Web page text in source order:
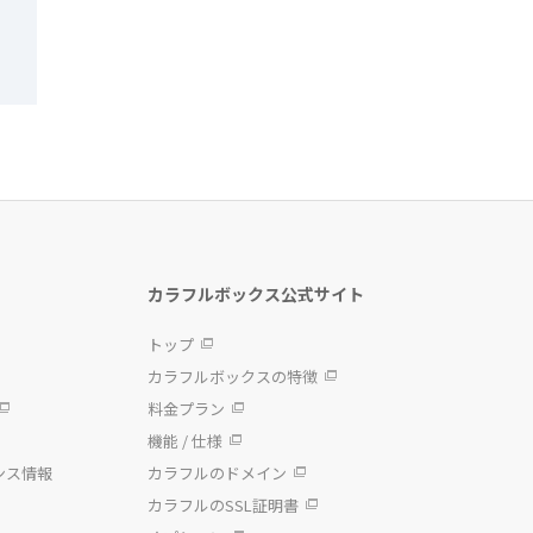
ス情報
カラフルボックス公式サイト
トップ
カラフルボックスの特徴
料金プラン
機能 / 仕様
カラフルのドメイン
カラフルのSSL証明書